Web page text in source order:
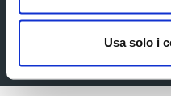
Usa solo i
Company info